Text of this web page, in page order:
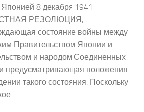
8 декабря 1941
РЕЗОЛЮЦИЯ,
состояние войны между
Правительством Японии и
и народом Соединенных
предусматривающая положения
такого состояния. Поскольку